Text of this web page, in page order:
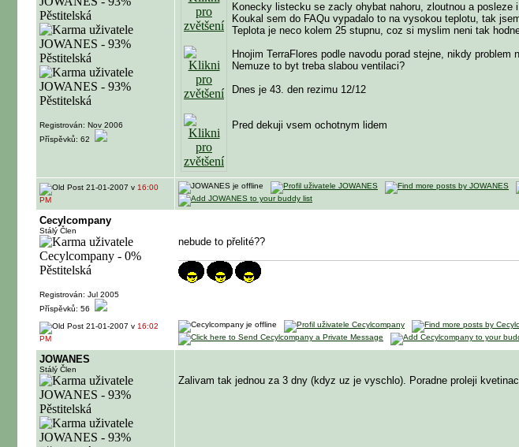
Registrován: Nov 2006
Příspěvků: 62
Konecky listecku se zacly ohybat nahoru, zloutnou a posleze
Koukal sem do FAQu vypadalo to na vysokou teplotu, tak
Teplota je neco kolem 25 stupnu, coz si myslim neni tak
Hnojim TerraFlores podle navodu porad stejne, nikdy
Nemuze to byt treba slabou ventilaci?
Dnes je 43. den rezimu 12/12
Pred dekuji vsem ochotnym lidem
21-01-2007 v 16:00
PM
Cecylcompany
Stálý Člen
Registrován: Jul 2005
Příspěvků: 56
nebude to přelité??
21-01-2007 v 16:02
PM
JOWANES
Stálý Člen
Zalivam tak jednou za 3 dny (kdyz uz je vyschlo). Poradne proleji